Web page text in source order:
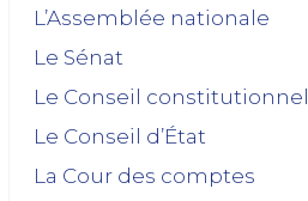
L’Assemblée nationale
Le Sénat
Le Conseil constitutionnel
Le Conseil d’État
La Cour des comptes